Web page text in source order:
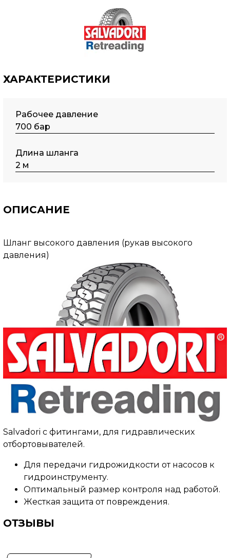
ХАРАКТЕРИСТИКИ
Рабочее давление
700 бар
Длина шланга
2 м
ОПИСАНИЕ
Шланг высокого давления (рукав высокого
давления)
Salvadori с фитингами, для гидравлических
отбортовывателей.
Для передачи гидрожидкости от насосов к
гидроинструменту.
Оптимальный размер контроля над работой.
Жесткая защита от повреждения.
ОТЗЫВЫ